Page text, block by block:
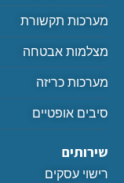
מערכות תקשורת
מצלמות אבטחה
מערכות כריזה
סיבים אופטיים
שירותים
רישוי עסקים